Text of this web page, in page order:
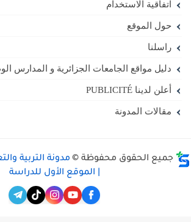
اتفاقية الاستخدام
حول الموقع
راسلنا
دليل مواقع الجامعات الجزائرية و المدارس
أعلن لدينا PUBLICITÉ
مقالات المدونة
جميع الحقوق محفوظة ©
| الموقع الأول للدراسة